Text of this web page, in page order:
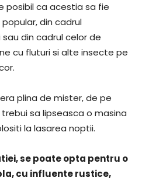
posibil ca acestia sa fie
din cadrul
din cadrul celor de
cu fluturi si alte insecte pe
plina de mister, de pe
sa lipseasca o masina
la lasarea noptii.
se poate opta pentru o
cu influente rustice,